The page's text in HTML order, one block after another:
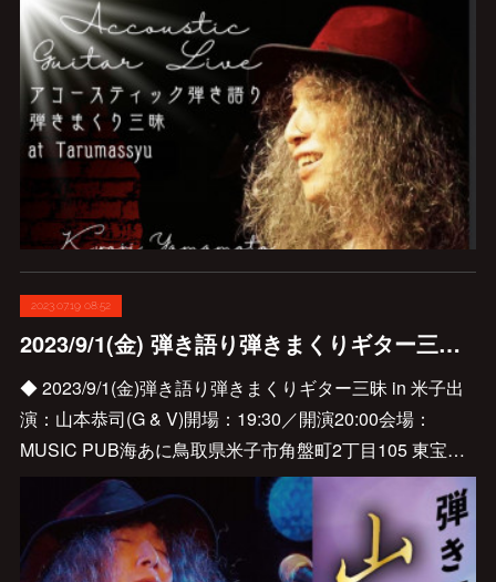
2023.07.19 08:52
2023/9/1(金) 弾き語り弾きまくりギター三昧 in 米子が決定しました👍
◆ 2023/9/1(金)弾き語り弾きまくりギター三昧 in 米子出
演：山本恭司(G & V)開場：19:30／開演20:00会場：
MUSIC PUB海あに鳥取県米子市角盤町2丁目105 東宝…